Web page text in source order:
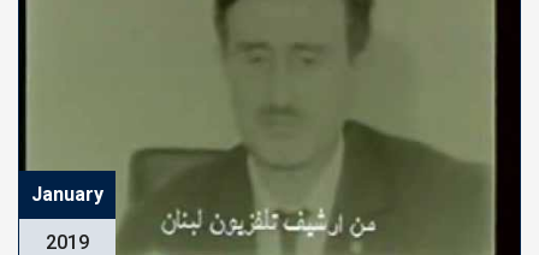
January
2019